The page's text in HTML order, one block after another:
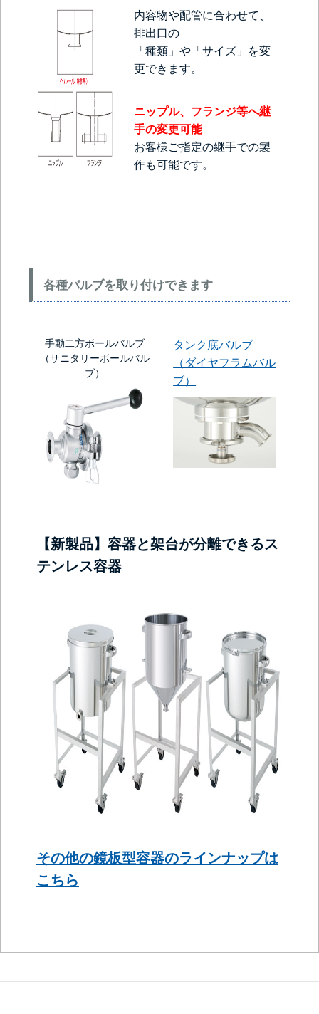
内容物や配管に合わせて、
排出口の
「種類」や「サイズ」を変
更できます。
ニップル、フランジ等へ継
手の変更可能
お客様ご指定の継手での製
作も可能です。
各種バルブを取り付けできます
手動二方ボールバルブ
（サニタリーボールバル
ブ）
タンク底バルブ
（ダイヤフラムバル
ブ）
【新製品】容器と架台が分離できるス
テンレス容器
その他の鏡板型容器のラインナップは
こちら